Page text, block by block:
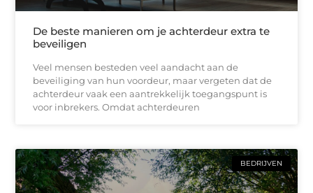
De beste manieren om je achterdeur extra te
beveiligen
Veel mensen besteden veel aandacht aan de
beveiliging van hun voordeur, maar vergeten dat de
achterdeur vaak een aantrekkelijk toegangspunt is
voor inbrekers. Omdat achterdeuren
BEDRIJVEN